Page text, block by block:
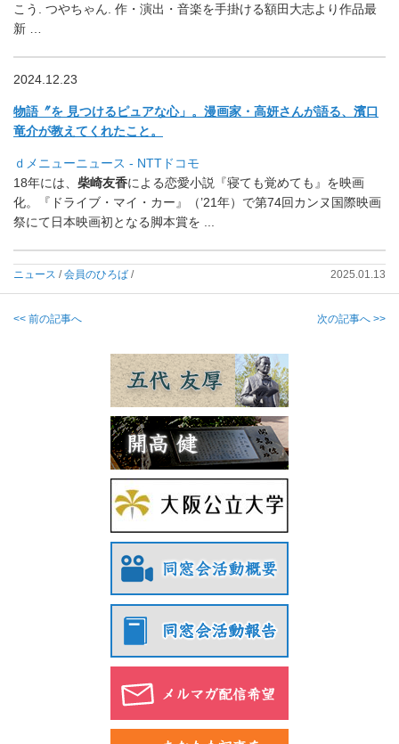
こう. つやちゃん. 作・演出・音楽を手掛ける額田大志より作品最
新 …
2024.12.23
物語〞を 見つけるピュアな心」。漫画家・高妍さんが語る、 濱口
竜介が教えてくれたこと。
ｄメニューニュース - NTTドコモ
18年には、 柴崎友香による恋愛小説『寝ても覚めても』 を映画
化。『ドライブ・マイ・カー』（’21年） で第74回カンヌ国際映画
祭にて日本映画初となる脚本賞を ..
ニュース /会員のひろば / 2025.01.13
<< 前の記事へ 次の記事へ >>